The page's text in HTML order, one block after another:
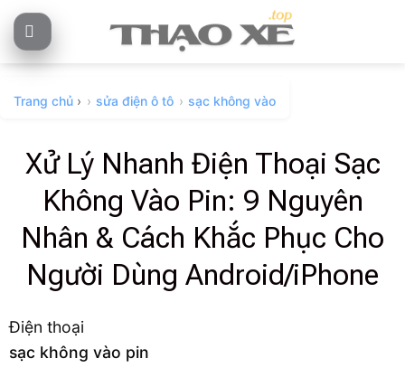
Skip
to
Trang chủ › sửa điện ô tô sạc không vào
Xử Lý Nhanh Điện Thoại Sạc
Không Vào Pin: 9 Nguyên
Nhân & Cách Khắc Phục Cho
Người Dùng Android/iPhone
Điện thoại
sạc không vào pin